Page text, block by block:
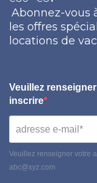
Abonnez-vous
les offres
locations de
Veuillez
inscrire
Veuillez renseigner votre
abc@xyz.com